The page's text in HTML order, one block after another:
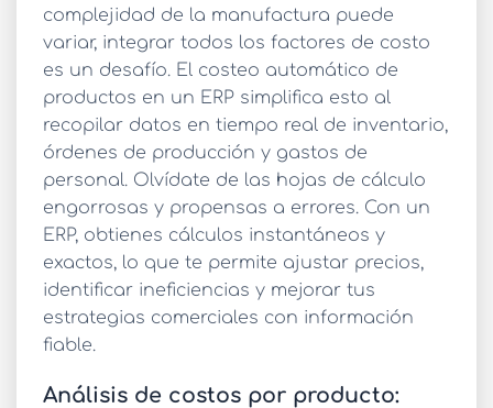
complejidad de la manufactura puede
variar, integrar todos los factores de costo
es un desafío. El costeo automático de
productos en un ERP simplifica esto al
recopilar datos en tiempo real de inventario,
órdenes de producción y gastos de
personal. Olvídate de las hojas de cálculo
engorrosas y propensas a errores. Con un
ERP, obtienes cálculos instantáneos y
exactos, lo que te permite ajustar precios,
identificar ineficiencias y mejorar tus
estrategias comerciales con información
fiable.
Análisis de costos por producto: